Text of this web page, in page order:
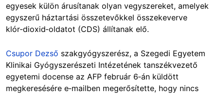
egyesek külön árusítanak olyan vegyszereket, amelyek
egyszerű háztartási összetevőkkel összekeverve
klór‑dioxid‑oldatot (CDS) állítanak elő.
Csupor Dezső szakgyógyszerész, a Szegedi Egyetem
Klinikai Gyógyszerészeti Intézetének tanszékvezető
egyetemi docense az AFP február 6‑án küldött
megkeresésére e‑mailben megerősítette, hogy nincs